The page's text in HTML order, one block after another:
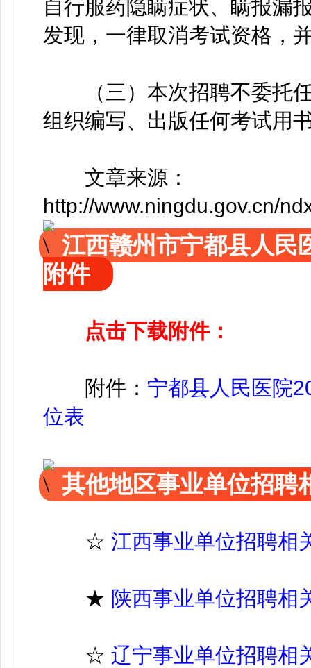
自行服药隐瞒症状、瞒报漏
发现，一律取消考试资格，
（三）本次招聘不委托任
组织编写、出版任何考试用
文章来源：
http://www.ningdu.gov.cn/
江西赣州市宁都县人民
附件
点击下载附件：
附件： 宁都县人民医院
位表
其他地区事业单位招聘
☆ 江西事业单位招聘相
★ 陕西事业单位招聘相
☆ 辽宁事业单位招聘相